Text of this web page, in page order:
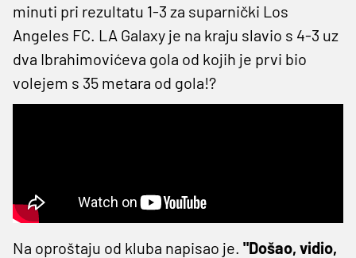
minuti pri rezultatu 1-3 za suparnički Los
Angeles FC. LA Galaxy je na kraju slavio s 4-3 uz
dva Ibrahimovićeva gola od kojih je prvi bio
volejem s 35 metara od gola!?
Na oproštaju od kluba napisao je. "Došao, vidio,